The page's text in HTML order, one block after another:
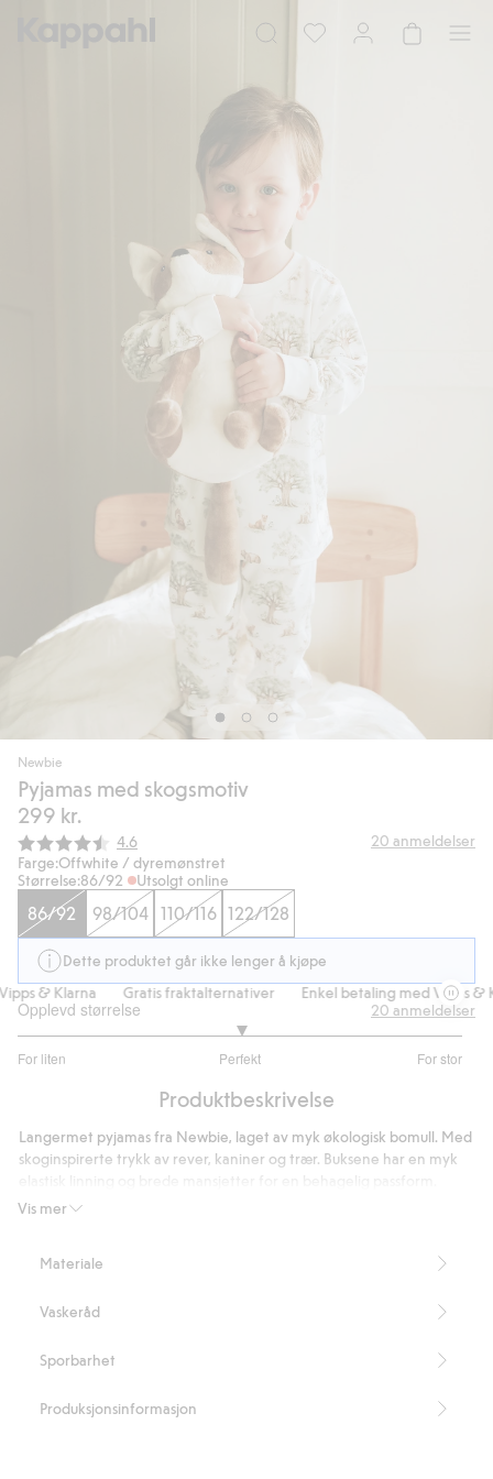
Newbie
Pyjamas med skogsmotiv
299 kr.
Gjennomsnittskarakter:
4.6 20 anmeldelser
Farge:Offwhite / dyremønstret
Størrelse:86/92 Utsolgt online
86/92 98/104 110/116 122/128
Dette produktet går ikke lenger å kjøpe
& Klarna
Gratis fraktalternativer Enkel betaling med Vipps &
Opplevd størrelse
For liten Perfekt For stor
av
17
stemmer
20 anmeldelser
Produktbeskrivelse
Vis mer
Langermet pyjamas fra Newbie, laget av myk økologisk bomull. Med
skoginspirerte trykk av rever, kaniner og trær. Buksene har en myk
Inneholder 100 % økologisk bomull.
Materiale
Vaskeråd
Sporbarhet
Produksjonsinformasjon